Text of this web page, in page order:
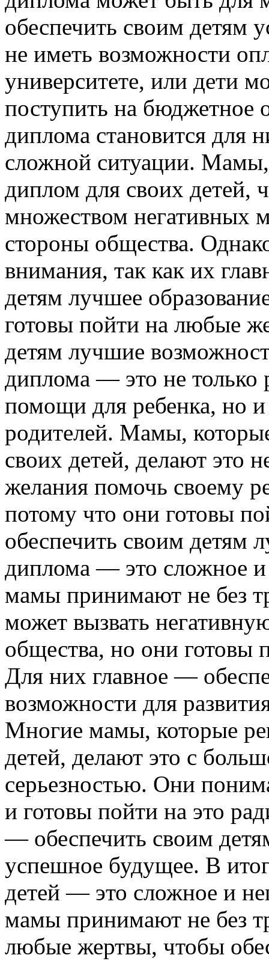
обеспечить своим детям
не иметь возможности
университете, или дети
поступить на бюджетное
диплома становится для
сложной ситуации.
диплом для своих детей,
множеством негативных
стороны общества.
внимания, так как их
детям лучшее
готовы пойти на любые
детям лучшие
диплома — это не только
помощи для ребенка, но
родителей. Мамы,
своих детей, делают это
желания помочь своему
потому что они готовы
обеспечить своим детям
диплома — это сложное и
мамы принимают не без
может вызвать
общества, но они готовы
Для них главное —
возможности для
Многие мамы, которые
детей, делают это с
серьезностью. Они
и готовы пойти на это
— обеспечить своим
успешное будущее. В
детей — это сложное и
мамы принимают не без
любые жертвы, чтобы